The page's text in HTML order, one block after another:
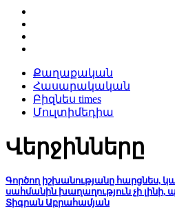
Քաղաքական
Հասարակական
Բիզնես times
Մուլտիմեդիա
Վերջինները
Գործող իշխանությանը հարցնես,
սահմանին խաղաղություն չի
Տիգրան Աբրահամյան